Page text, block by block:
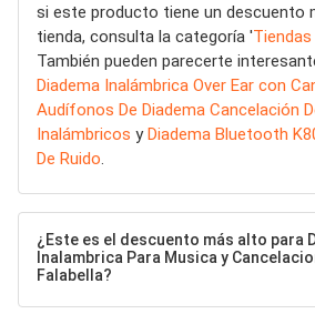
si este producto tiene un descuento
tienda, consulta la categoría '
También pueden parecerte
Diadema Inalámbrica Over Ear con
Audífonos De Diadema Cancelación
Inalámbricos yDiadema Bluetooth
De Ruido
¿Este es el descuento más alto para
Inalambrica Para Musica y
Falabella?